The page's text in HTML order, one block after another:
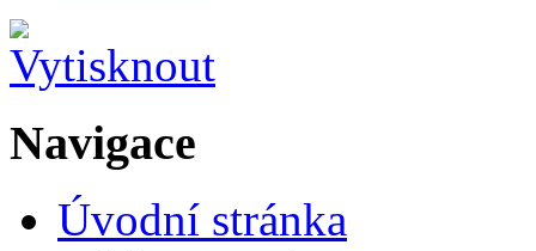
Navigace
Úvodní stránka